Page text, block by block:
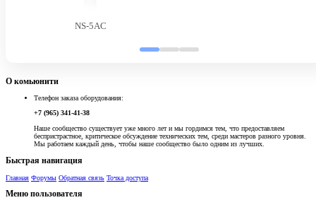
NS-5AC
О комьюнити
Телефон заказа оборудования:
+7 (965) 341-41-38
Наше сообщество существует уже много лет и мы гордимся тем, что предоставляем
беспристрастное, критическое обсуждение технических тем, среди мастеров разного уровня.
Мы работаем каждый день, чтобы наше сообщество было одним из лучших.
Быстрая навигация
Главная Форумы Обратная связь Точка доступа
Меню пользователя